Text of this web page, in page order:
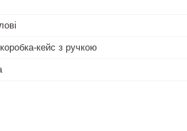
кейс з ручкою